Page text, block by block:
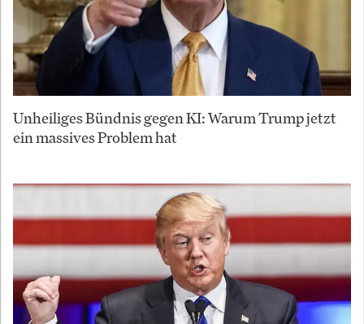
Unheiliges Bündnis gegen KI: Warum Trump jetzt
ein massives Problem hat